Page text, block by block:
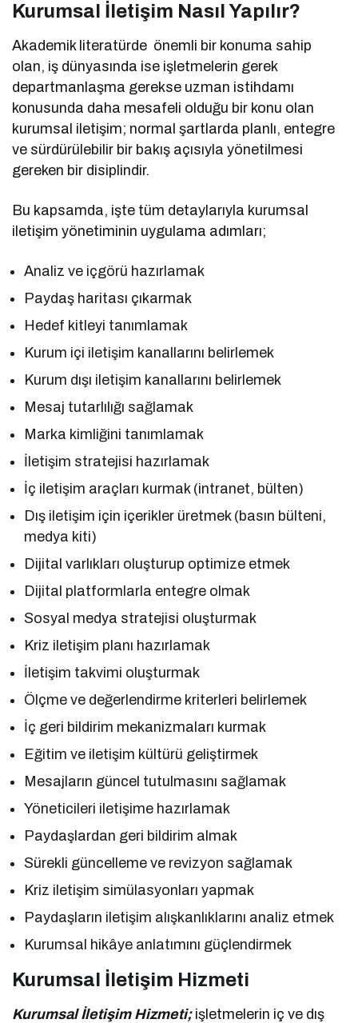
Kurumsal İletişim Nasıl Yapılır?
Akademik literatürde önemli bir konuma sahip
olan, iş dünyasında ise işletmelerin gerek
departmanlaşma gerekse uzman istihdamı
konusunda daha mesafeli olduğu bir konu olan
kurumsal iletişim; normal şartlarda planlı, entegre
ve sürdürülebilir bir bakış açısıyla yönetilmesi
gereken bir disiplindir.
Bu kapsamda, işte tüm detaylarıyla kurumsal
iletişim yönetiminin uygulama adımları;
Analiz ve içgörü hazırlamak
Paydaş haritası çıkarmak
Hedef kitleyi tanımlamak
Kurum içi iletişim kanallarını belirlemek
Kurum dışı iletişim kanallarını belirlemek
Mesaj tutarlılığı sağlamak
Marka kimliğini tanımlamak
İletişim stratejisi hazırlamak
İç iletişim araçları kurmak (intranet, bülten)
Dış iletişim için içerikler üretmek (basın bülteni,
medya kiti)
Dijital varlıkları oluşturup optimize etmek
Dijital platformlarla entegre olmak
Sosyal medya stratejisi oluşturmak
Kriz iletişim planı hazırlamak
İletişim takvimi oluşturmak
Ölçme ve değerlendirme kriterleri belirlemek
İç geri bildirim mekanizmaları kurmak
Eğitim ve iletişim kültürü geliştirmek
Mesajların güncel tutulmasını sağlamak
Yöneticileri iletişime hazırlamak
Paydaşlardan geri bildirim almak
Sürekli güncelleme ve revizyon sağlamak
Kriz iletişim simülasyonları yapmak
Paydaşların iletişim alışkanlıklarını analiz etmek
Kurumsal hikâye anlatımını güçlendirmek
Kurumsal İletişim Hizmeti
Kurumsal İletişim Hizmeti;işletmelerin iç ve dış